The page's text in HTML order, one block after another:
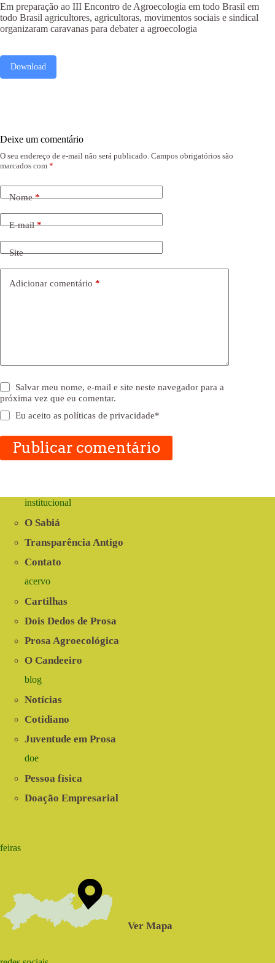
Em preparação ao III Encontro de Agroecologia em todo Brasil em
todo Brasil agricultores, agricultoras, movimentos sociais e sindical
organizaram caravanas para debater a agroecologia
Download
Deixe um comentário
O seu endereço de e-mail não será publicado. Campos obrigatórios são
marcados com *
Nome*
E-mail*
Site
Adicionar comentário *
Salvar meu nome, e-mail e site neste navegador para a
próxima vez que eu comentar.
Eu aceito aspolíticas de privacidade*
Publicar comentário
institucional
O Sabiá
Transparência Antigo
Contato
acervo
Cartilhas
Dois Dedos de Prosa
Prosa Agroecológica
O Candeeiro
blog
Notícias
Cotidiano
Juventude em Prosa
doe
Pessoa física
Doação Empresarial
feiras
Ver Mapa